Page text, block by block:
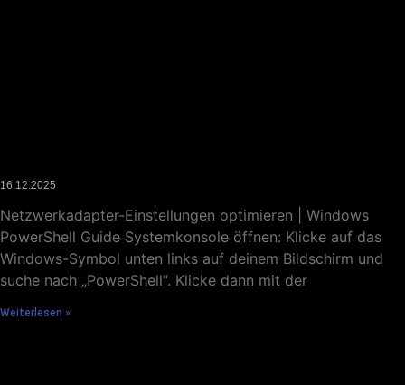
16.12.2025
Netzwerkadapter-Einstellungen optimieren | Windows
PowerShell Guide Systemkonsole öffnen: Klicke auf das
Windows-Symbol unten links auf deinem Bildschirm und
suche nach „PowerShell“. Klicke dann mit der
Weiterlesen »